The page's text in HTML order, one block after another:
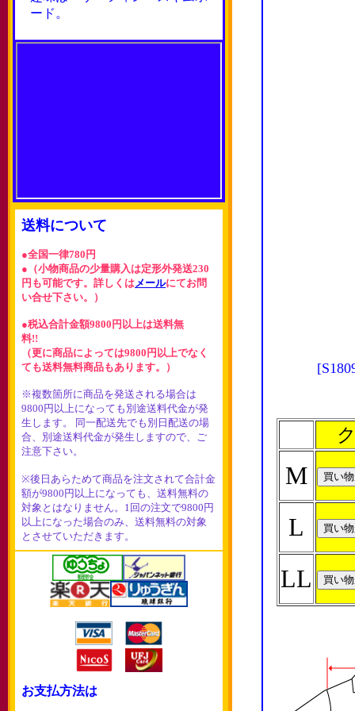
ード。
送料について
●全国一律780円
●（小物商品の少量購入は定形外発送230
円も可能です。詳しくはメールにてお問
い合せ下さい。）
●税込合計金額9800円以上は送料無
料!!
（更に商品によっては9800円以上でなく
ても送料無料商品もあります。）
※複数箇所に商品を発送される場合は
9800円以上になっても別途送料代金が発
生します。 同一配送先でも別日配送の場
合、別途送料代金が発生しますので、ご
注意下さい。
※後日あらためて商品を注文されて合計金
額が9800円以上になっても、送料無料の
対象とはなりません。1回の注文で9800円
以上になった場合のみ、送料無料の対象
とさせていただきます。
お支払方法は
M
L
LL